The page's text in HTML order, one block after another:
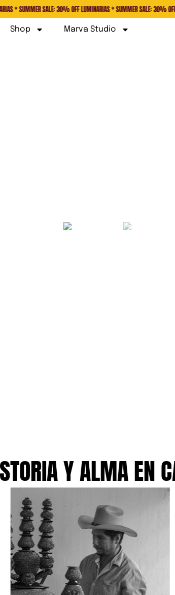
SALE: 30% OFF LUMINARIAS * SUMMER SALE: 30% OFF
Shop Marva Studio
Y ALMA EN